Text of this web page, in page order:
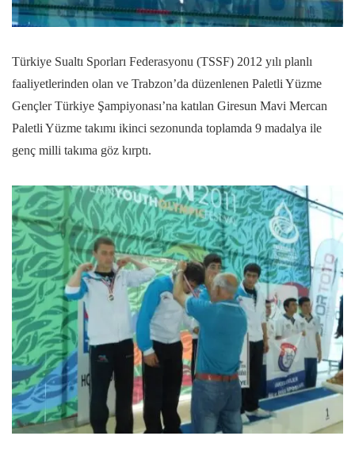
Türkiye Sualtı Sporları Federasyonu (TSSF) 2012 yılı planlı
faaliyetlerinden olan ve Trabzon’da düzenlenen Paletli Yüzme
Gençler Türkiye Şampiyonası’na katılan Giresun Mavi Mercan
Paletli Yüzme takımı ikinci sezonunda toplamda 9 madalya ile
genç milli takıma göz kırptı.